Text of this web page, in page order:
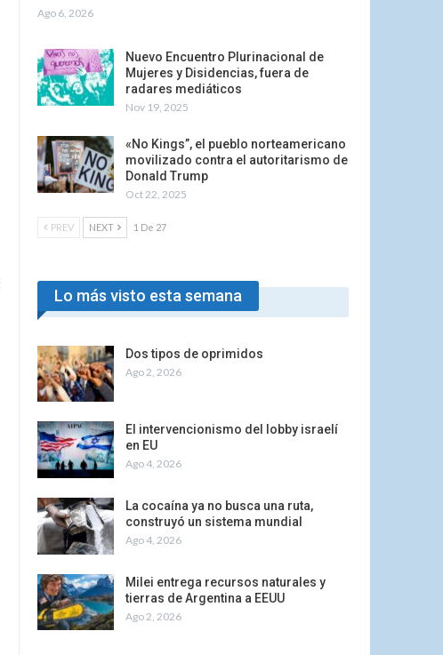
Ago 6, 2026
Nuevo Encuentro Plurinacional de
Mujeres y Disidencias, fuera de
radares mediáticos
Nov 19, 2025
«No Kings”, el pueblo norteamericano
movilizado contra el autoritarismo de
Donald Trump
Oct 22, 2025
PREV NEXT 1 De 27
Lo más visto esta semana
Dos tipos de oprimidos
Ago 2, 2026
El intervencionismo del lobby israelí
en EU
Ago 4, 2026
La cocaína ya no busca una ruta,
construyó un sistema mundial
Ago 4, 2026
Milei entrega recursos naturales y
tierras de Argentina a EEUU
Ago 2, 2026